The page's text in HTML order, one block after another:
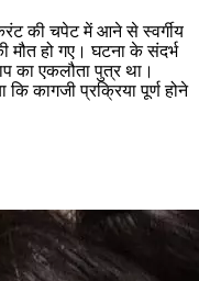
की चपेट में आने से स्वर्गीय
मौत हो गए। घटना के संदर्भ
का एकलौता पुत्र था।
कागजी प्रक्रिया पूर्ण होने